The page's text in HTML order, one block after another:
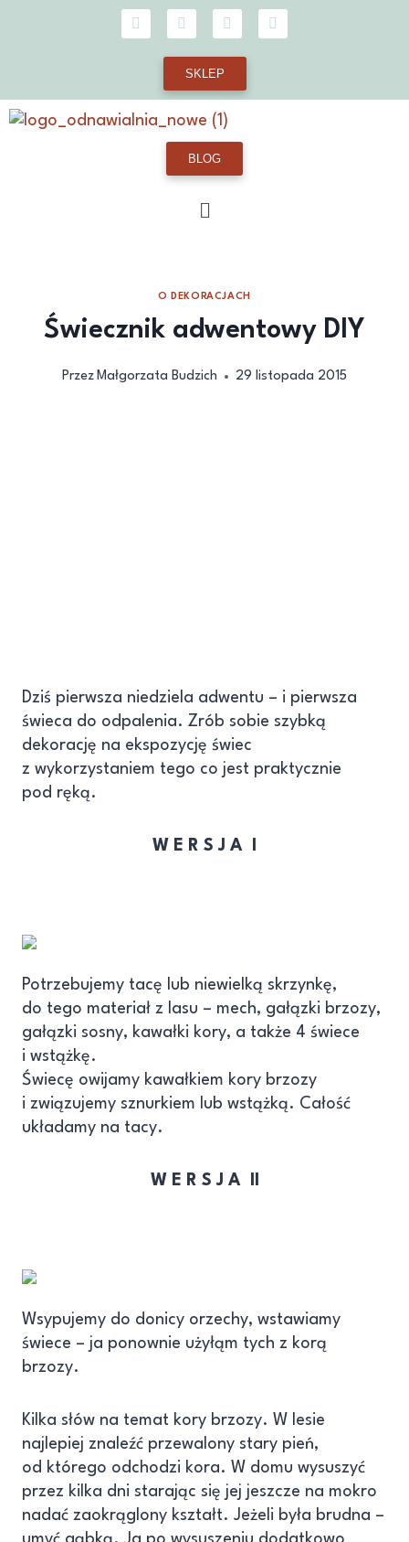
SKLEP
BLOG
O DEKORACJACH
Świecznik adwentowy DIY
Przez Małgorzata Budzich 29 listopada 2015
Dziś pierwsza niedziela adwentu – i pierwsza
świeca do odpalenia. Zrób sobie szybką
dekorację na ekspozycję świec
z wykorzystaniem tego co jest praktycznie
pod ręką.
W E R S J A I
Potrzebujemy tacę lub niewielką skrzynkę,
do tego materiał z lasu – mech, gałązki brzozy,
gałązki sosny, kawałki kory, a także 4 świece
i wstążkę.
Świecę owijamy kawałkiem kory brzozy
i związujemy sznurkiem lub wstążką. Całość
układamy na tacy.
W E R S J A II
Wsypujemy do donicy orzechy, wstawiamy
świece – ja ponownie użyłąm tych z korą
brzozy.
Kilka słów na temat kory brzozy. W lesie
najlepiej znaleźć przewalony stary pień,
od którego odchodzi kora. W domu wysuszyć
przez kilka dni starając się jej jeszcze na mokro
nadać zaokrąglony kształt. Jeżeli była brudna –